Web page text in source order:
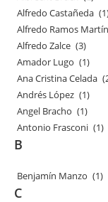
Alfredo Castañeda
Alfredo Ramos
Alfredo Zalce (3)
Amador Lugo (1)
Ana Cristina Celada
Andrés López (1)
Angel Bracho (1)
Antonio Frasconi (1)
B
Benjamín Manzo (1)
C